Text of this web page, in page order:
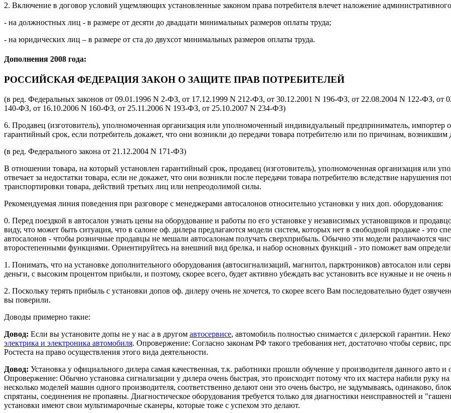
2. Включение в договор условий ущемляющих установленные законом права потребителя влечет наложение
- на должностных лиц - в размере от десяти до двадцати минимальных размеров оплаты труда;
- на юридических лиц – в размере от ста до двухсот минимальных размеров оплаты труда.
Дополнения 2008 года:
РОССИЙСКАЯ ФЕДЕРАЦИЯ ЗАКОН О ЗАЩИТЕ ПРАВ ПОТРЕБИТЕЛЕЙ
(в ред. Федеральных законов от 09.01.1996 N 2-ФЗ, от 17.12.1999 N 212-ФЗ, от 30.12.2001 N 196-ФЗ, от 22.08.2004 N 122-ФЗ, от
140-ФЗ, от 16.10.2006 N 160-ФЗ, от 25.11.2006 N 193-ФЗ, от 25.10.2007 N 234-ФЗ)
6. Продавец (изготовитель), уполномоченная организация или уполномоченный индивидуальный предприниматель, импортер
гарантийный срок, если потребитель докажет, что они возникли до передачи товара потребителю или по причинам, возникшим
(в ред. Федерального закона от 21.12.2004 N 171-ФЗ)
В отношении товара, на который установлен гарантийный срок, продавец (изготовитель), уполномоченная организация или
отвечает за недостатки товара, если не докажет, что они возникли после передачи товара потребителю вследствие нарушения
транспортировки товара, действий третьих лиц или непреодолимой силы.
Рекомендуемая линия поведения при разговоре с менеджерами автосалонов относительно установки у них доп. оборудования:
0. Перед поездкой в автосалон узнать цены на оборудование и работы по его установке у независимых установщиков и
виду, что может быть ситуация, что в салоне оф. дилера предлагаются модели систем, которых нет в свободной продаже - это
автосалонов - чтобы розничные продавцы не мешали автосалонам получать сверхприбыль. Обычно эти модели различаются
второстепенными функциями. Ориентируйтесь на внешний вид брелка, и набор основных функций - это поможет вам
1. Понимать, что на установке дополнительного оборудования (автосигнализаций, магнитол, парктроников) автосалон или
деньги, с высоким процентом прибыли, и поэтому, скорее всего, будет активно убеждать вас установить все нужные и не
2. Поскольку терять прибыль с установки допов оф. дилеру очень не хочется, то скорее всего Вам последовательно будет
вы поверили.
Доводы примерно такие:
Довод: Если вы установите допы не у нас а в другом автосервисе, автомобиль полностью снимается с дилерской гарантии.
электрика и электроника автомобиля. Опровержение: Согласно законам РФ такого требования нет, достаточно чтобы сервис,
Ростеста на право осуществления этого вида деятельности.
Довод: Установка у официального дилера самая качественная, т.к. работники прошли обучение у производителя данного
Опровержение: Обычно установка сигнализации у дилера очень быстрая, это происходит потому что их мастера набили руку
несколько моделей машин одного производителя, соответственно делают они это очень быстро, не задумываясь, одинаково,
спрятаны, соединения не пропаяны. Диагностическое оборудования требуется только для диагностики неисправностей и
установки имеют свои мультимарочные сканеры, которые тоже с успехом это делают.